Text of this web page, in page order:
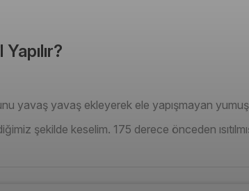
yavaş yavaş ekleyerek ele yapışmayan
şekilde keselim. 175 derece önceden